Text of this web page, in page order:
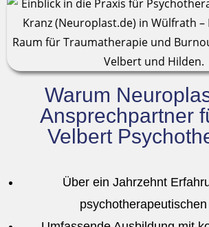
Warum
Ansprechpartner
Velbert
Über ein Jahrzehnt